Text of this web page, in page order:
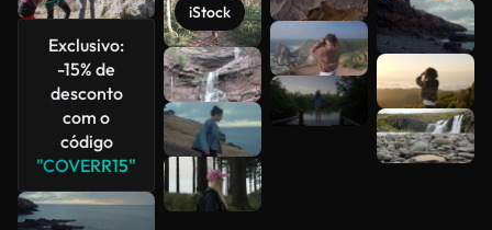
Exclusivo:
-15% de
desconto
com o
código
"COVERR15"
iStock
Veja mais